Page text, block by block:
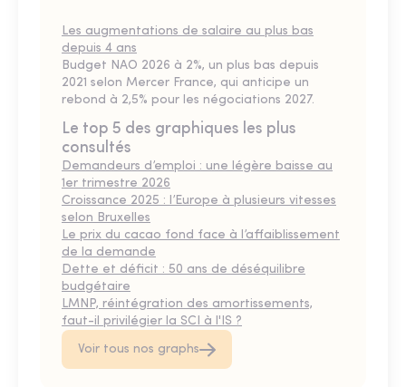
Les augmentations de salaire au plus bas
depuis 4 ans
Budget NAO 2026 à 2%, un plus bas depuis
2021 selon Mercer France, qui anticipe un
rebond à 2,5% pour les négociations 2027.
Le top 5 des graphiques les plus
consultés
Demandeurs d’emploi : une légère baisse au
1er trimestre 2026
Croissance 2025 : l’Europe à plusieurs vitesses
selon Bruxelles
Le prix du cacao fond face à l’affaiblissement
de la demande
Dette et déficit : 50 ans de déséquilibre
budgétaire
LMNP, réintégration des amortissements,
faut-il privilégier la SCI à l'IS ?
Voir tous nos graphs